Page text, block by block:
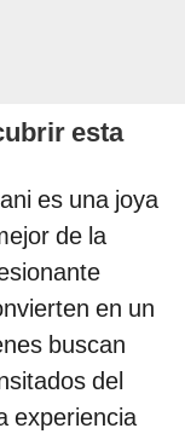
esta
es una joya
de la
en un
buscan
del
experiencia